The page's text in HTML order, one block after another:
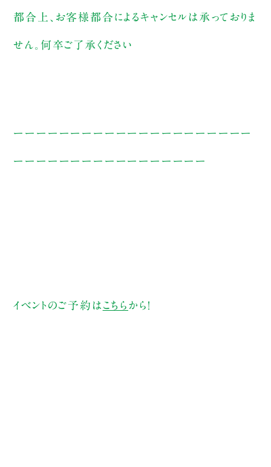
都合上、お客様都合によるキャンセルは承っておりま
せん。何卒ご了承ください
ーーーーーーーーーーーーーーーーーーーーー
ーーーーーーーーーーーーーーーーー
イベントのご予約は こちら から！